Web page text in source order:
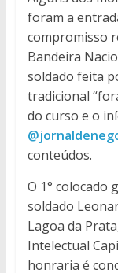
foram a
compromisso
Bandeira
soldado feita
tradicional
do curso e o
conteúdos.
O 1° colocado
soldado
Lagoa da
Intelectual
honraria é